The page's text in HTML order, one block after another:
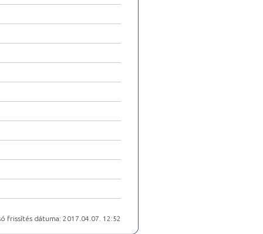
frissítés dátuma: 2017.04.07. 12:52